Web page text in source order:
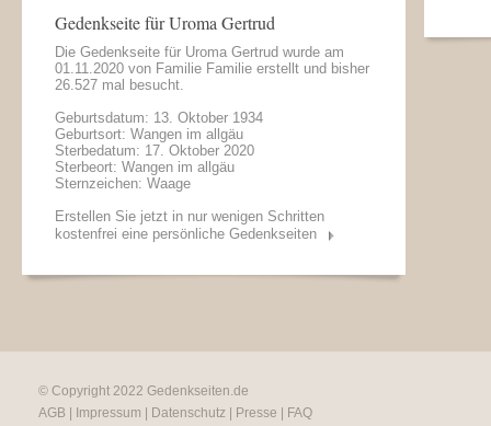
Gedenkseite für Uroma Gertrud
Die Gedenkseite für Uroma Gertrud wurde am
01.11.2020 von Familie Familie erstellt und bisher
26.527 mal besucht.
Geburtsdatum: 13. Oktober 1934
Geburtsort: Wangen im allgäu
Sterbedatum: 17. Oktober 2020
Sterbeort: Wangen im allgäu
Sternzeichen: Waage
Erstellen Sie jetzt in nur wenigen Schritten
kostenfrei eine persönliche Gedenkseiten
© Copyright 2022 Gedenkseiten.de
AGB
Impressum Datenschutz Presse
FAQ